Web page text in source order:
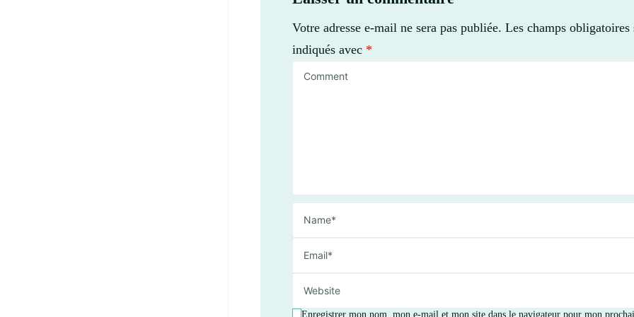
Votre adresse e-mail ne sera pas publiée. Les champs obligatoires
indiqués avec *
Enregistrer mon nom, mon e-mail et mon site dans le navigateur pour mon